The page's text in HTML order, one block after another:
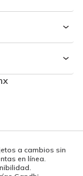
a cambios sin
en línea.